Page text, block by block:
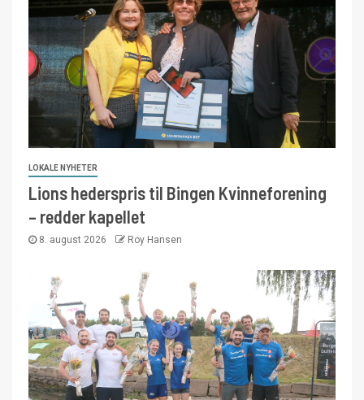
LOKALE NYHETER
Lions hederspris til Bingen Kvinneforening
– redder kapellet
8. august 2026 Roy Hansen